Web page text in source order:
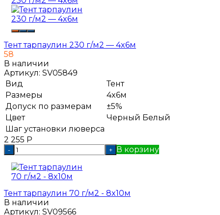
Тент тарпаулин 230 г/м2 — 4x6м
58
В наличии
Артикул: SV05849
Вид
Тент
Размеры
4x6м
Допуск по размерам
±5%
Цвет
Черный Белый
Шаг установки люверса
2 255 Р
- + В корзину
Тент тарпаулин 70 г/м2 - 8x10м
В наличии
Артикул: SV09566